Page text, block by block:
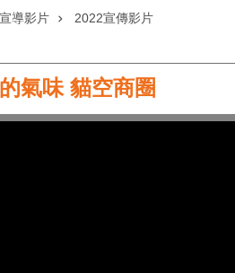
宣導影片 2022宣傳影片
氣味 貓空商圈